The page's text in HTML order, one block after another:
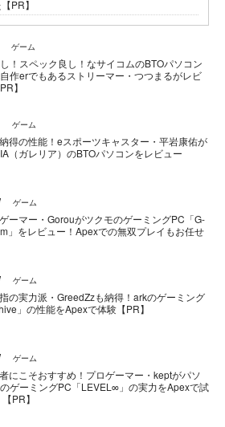
PR】
ゲーム
！スペック良し！なサイコムのBTOパソコン
作erでもあるストリーマー・つつまるがレビ
】
ゲーム
得の性能！eスポーツキャスター・平岩康佑が
（ガレリア）のBTOパソコンをレビュー
ゲーム
ーマー・GorouがツクモのゲーミングPC「G-
」をレビュー！Apexでの無双プレイもお任せ
ゲーム
の実力派・GreedZzも納得！arkのゲーミング
」の性能をApexで体験【PR】
ゲーム
にこそおすすめ！プロゲーマー・keptがパソ
ゲーミングPC「LEVEL∞」の実力をApexで試
PR】